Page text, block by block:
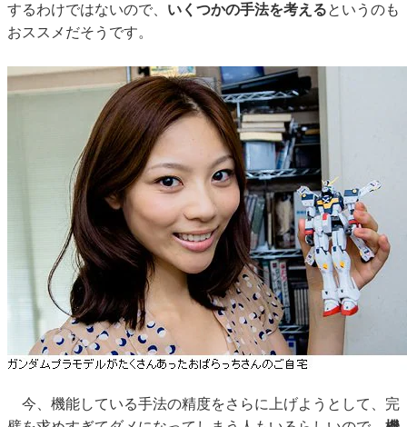
するわけではないので、 いくつかの手法を考えるというのも
おススメだそうです。
今、機能している手法の精度をさらに上げようとして、完